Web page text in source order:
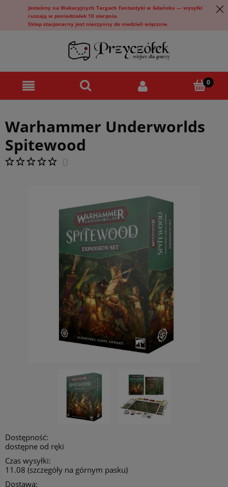
Jesteśmy na Wakacyjnych Targach Fantastyki w Gdańsku — wysyłki
ruszają w poniedziałek 10 sierpnia.
Sklep stacjonarny jest nieczynny do niedzieli włącznie.
Warhammer Underworlds
Spitewood
Dostępność:
dostępne od ręki
Czas wysyłki:
11.08 (szczegóły na górnym pasku)
Dostawa: